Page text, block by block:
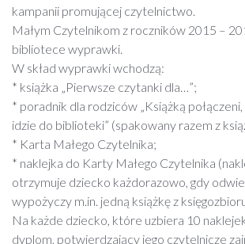
kampanii promującej czytelnictwo.
Małym Czytelnikom z roczników 2015 –
bibliotece wyprawki.
W skład wyprawki wchodzą:
* książka „Pierwsze czytanki dla…”;
* poradnik dla rodziców „Książką
idzie do biblioteki” (spakowany razem z
* Karta Małego Czytelnika;
* naklejka do Karty Małego Czytelnika
otrzymuje dziecko każdorazowo, gdy
wypożyczy m.in. jedną książkę z
Na każde dziecko, które uzbiera 10
dyplom, potwierdzający jego czytelnicze